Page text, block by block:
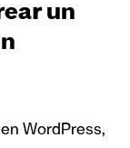
un
WordPress,